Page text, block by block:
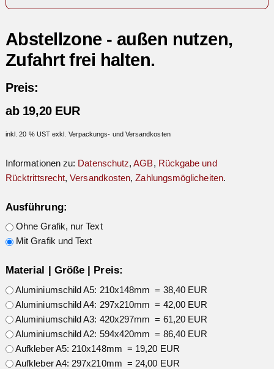
Abstellzone - außen nutzen,
Zufahrt frei halten.
Preis:
ab 19,20 EUR
inkl. 20 % UST exkl. Verpackungs- und Versandkosten
Informationen zu: Datenschutz,AGB, Rückgabe und
Rücktrittsrecht,Versandkosten,Zahlungsmöglicheiten.
Ausführung:
Ohne Grafik, nur Text
Mit Grafik und Text
Material | Größe | Preis:
Aluminiumschild A5: 210x148mm = 38,40 EUR
Aluminiumschild A4: 297x210mm = 42,00 EUR
Aluminiumschild A3: 420x297mm = 61,20 EUR
Aluminiumschild A2: 594x420mm = 86,40 EUR
Aufkleber A5: 210x148mm = 19,20 EUR
Aufkleber A4: 297x210mm = 24,00 EUR